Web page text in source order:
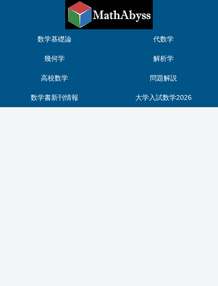
数学基礎論 代数学
幾何学 解析学
高校数学 問題解説
数学書新刊情報 大学入試数学2026